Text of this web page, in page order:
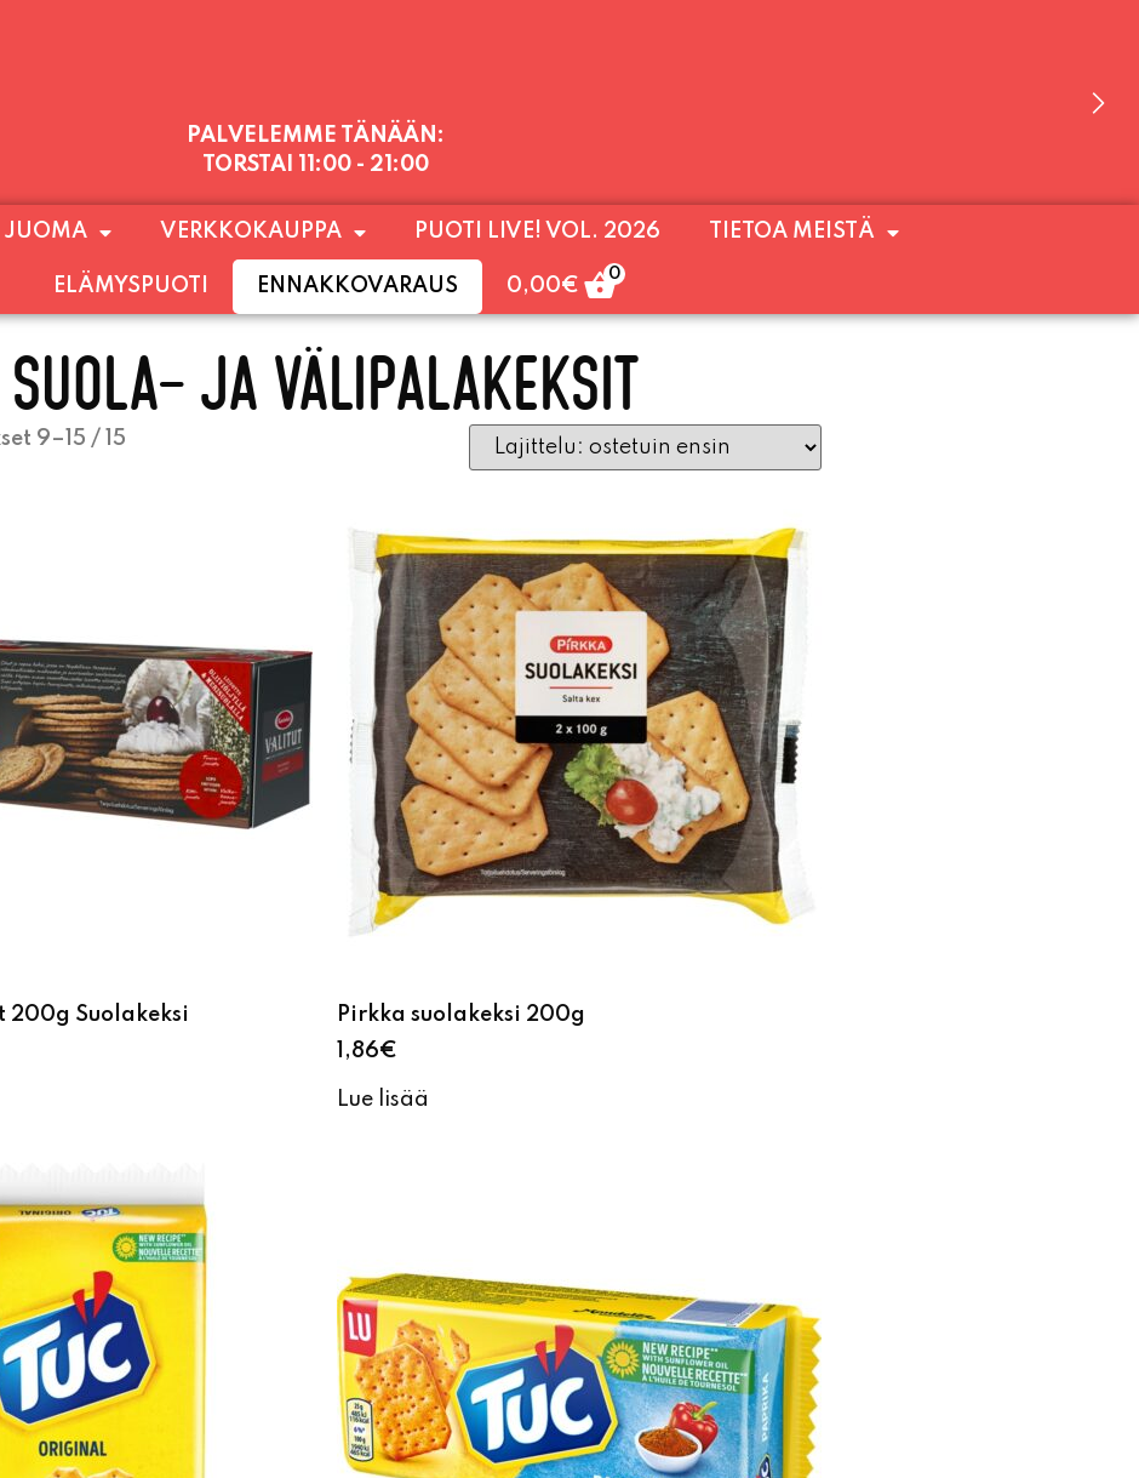
PALVELEMME TÄNÄÄN:
TORSTAI 11:00 - 21:00
21) SUNNUNTAIHIN 16.8. SAAKKA JONKA JÄLKEEN OLEMME AVOINNA VIIKONLOPPUISIN (PE-
JUOMA VERKKOKAUPPA PUOTI LIVE! VOL. 2026 TIETOA MEISTÄ
ELÄMYSPUOTI ENNAKKOVARAUS 0,00€
0
SUOLA- JA VÄLIPALAKEKSIT
9–15 / 15
200g Suolakeksi
Pirkka suolakeksi 200g
1,86€
Lue lisää